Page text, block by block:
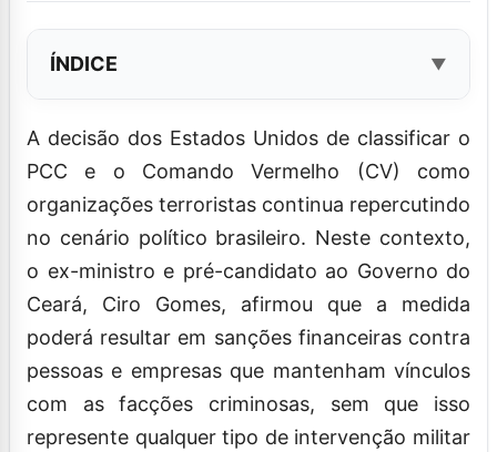
ÍNDICE
A decisão dos Estados Unidos de classificar o
PCC e o Comando Vermelho (CV) como
organizações terroristas continua repercutindo
no cenário político brasileiro. Neste contexto,
o ex-ministro e pré-candidato ao Governo do
Ceará, Ciro Gomes, afirmou que a medida
poderá resultar em sanções financeiras contra
pessoas e empresas que mantenham vínculos
com as facções criminosas, sem que isso
represente qualquer tipo de intervenção militar